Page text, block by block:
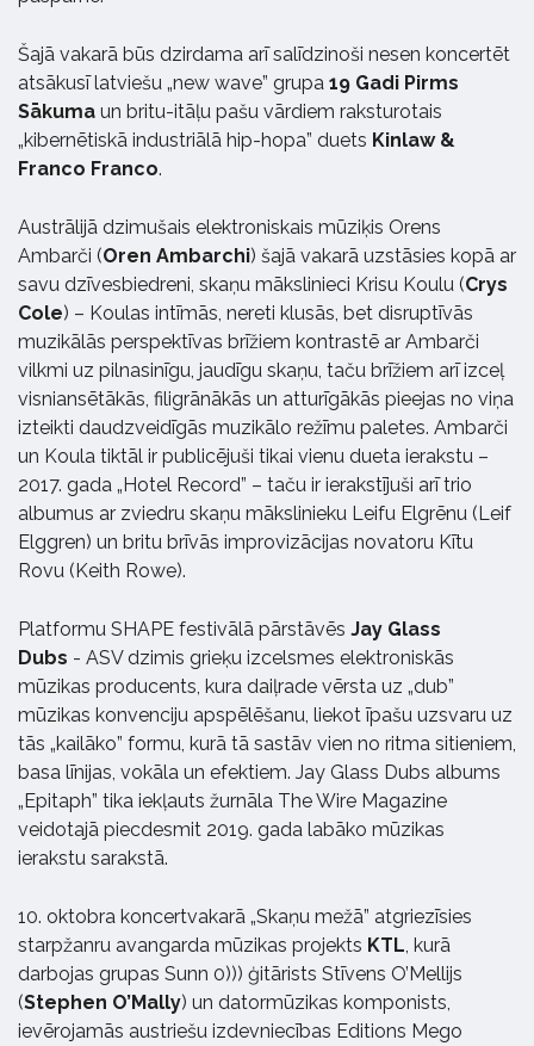
Šajā vakarā būs dzirdama arī salīdzinoši nesen koncertēt
atsākusī latviešu „new wave” grupa 19 Gadi Pirms
Sākuma un britu-itāļu pašu vārdiem raksturotais
„kibernētiskā industriālā hip-hopa” duets Kinlaw &
Franco Franco.
Austrālijā dzimušais elektroniskais mūziķis Orens
Ambarči (Oren Ambarchi) šajā vakarā uzstāsies kopā ar
savu dzīvesbiedreni, skaņu mākslinieci Krisu Koulu (Crys
Cole) – Koulas intīmās, nereti klusās, bet disruptīvās
muzikālās perspektīvas brīžiem kontrastē ar Ambarči
vilkmi uz pilnasinīgu, jaudīgu skaņu, taču brīžiem arī izceļ
visniansētākās, filigrānākās un atturīgākās pieejas no viņa
izteikti daudzveidīgās muzikālo režīmu paletes. Ambarči
un Koula tiktāl ir publicējuši tikai vienu dueta ierakstu –
2017. gada „Hotel Record” – taču ir ierakstījuši arī trio
albumus ar zviedru skaņu mākslinieku Leifu Elgrēnu (Leif
Elggren) un britu brīvās improvizācijas novatoru Kītu
Rovu (Keith Rowe).
Platformu SHAPE festivālā pārstāvēs Jay Glass
Dubs - ASV dzimis grieķu izcelsmes elektroniskās
mūzikas producents, kura daiļrade vērsta uz „dub”
mūzikas konvenciju apspēlēšanu, liekot īpašu uzsvaru uz
tās „kailāko” formu, kurā tā sastāv vien no ritma sitieniem,
basa līnijas, vokāla un efektiem. Jay Glass Dubs albums
„Epitaph” tika iekļauts žurnāla The Wire Magazine
veidotajā piecdesmit 2019. gada labāko mūzikas
ierakstu sarakstā.
10. oktobra koncertvakarā „Skaņu mežā” atgriezīsies
starpžanru avangarda mūzikas projekts KTL , kurā
darbojas grupas Sunn 0))) ģitārists Stīvens O’Mellijs
(Stephen O’Mally) un datormūzikas komponists,
ievērojamās austriešu izdevniecības Editions Mego